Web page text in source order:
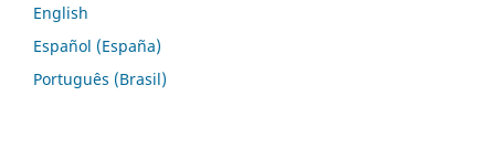
English
Español (España)
Português (Brasil)